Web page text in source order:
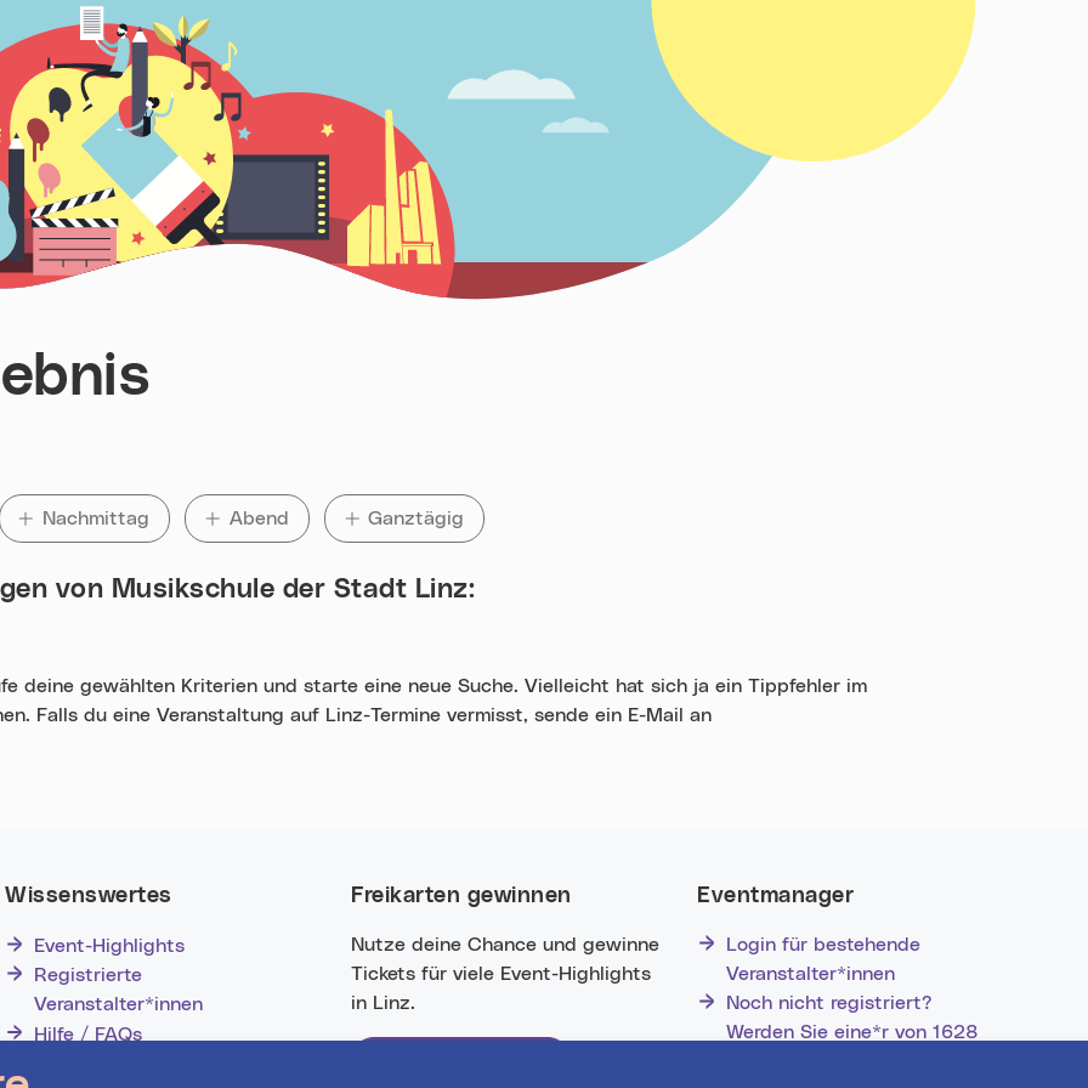
Nachmittag
auswählen Abend
auswählen Ganztägig
auswählen
von Musikschule der Stadt Linz:
deine gewählten Kriterien und starte eine neue Suche. Vielleicht hat sich ja ein Tippfehler im
Falls du eine Veranstaltung auf Linz-Termine vermisst, sende ein E-Mail an
Wissenswertes
Event-Highlights
Registrierte
Veranstalter*innen
Hilfe / FAQs
Freikarten gewinnen
Nutze deine Chance und gewinne
Tickets für viele Event-Highlights
in Linz.
Eventmanager
Login für bestehende
Veranstalter*innen
Noch nicht registriert?
Werden Sie eine*r von 1628